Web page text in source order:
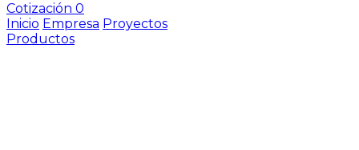
Cotización 0
Inicio Empresa Proyectos
Productos